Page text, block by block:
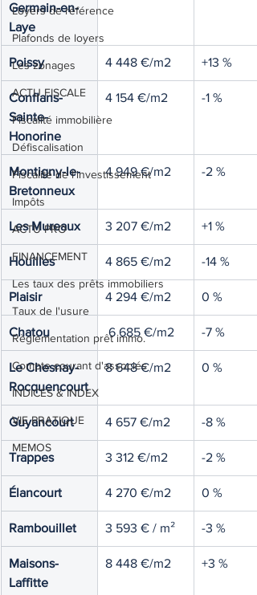
Loyers de référence
Plafonds de loyers
Les zonages
ACTU FISCALE
Fiscalité immobilière
Défiscalisation
Fiscalité de l'investissement
Impôts
ACTU PRO
FINANCEMENT
Les taux des prêts immobiliers
Taux de l'usure
Règlementation prêt immo.
Compte courant d'associés
INDICES & INDEX
VIE PRATIQUE
MEMOS
Germain-en-
Laye
Poissy 4 448 €/m2 +13 %
Conflans-
Sainte-
Honorine
4 154 €/m2 -1 %
Montigny-le-
Bretonneux
4 949 €/m2 -2 %
Les Mureaux 3 207 €/m2 +1 %
Houilles 4 865 €/m2 -14 %
Plaisir 4 294 €/m2 0 %
Chatou 6 685 €/m2 -7 %
Le Chesnay-
Rocquencourt
8 648 €/m2 0 %
Guyancourt 4 657 €/m2 -8 %
Trappes 3 312 €/m2 -2 %
Élancourt 4 270 €/m2 0 %
Rambouillet 3 593 € / m² -3 %
Maisons-
Laffitte
8 448 €/m2 +3 %